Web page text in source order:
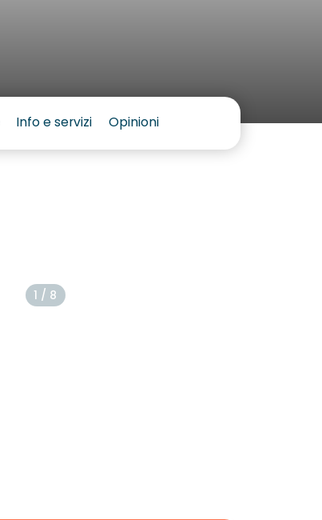
Info e servizi Opinioni
1 / 8